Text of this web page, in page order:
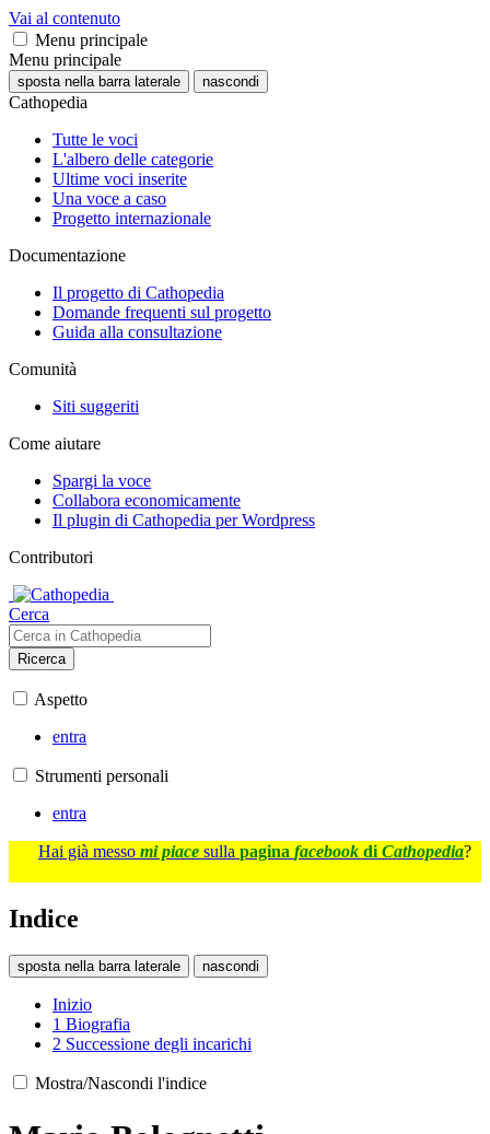
Vai al contenuto
Menu principale
Menu principale
sposta nella barra laterale nascondi
Cathopedia
Tutte le voci
L'albero delle categorie
Ultime voci inserite
Una voce a caso
Progetto internazionale
Documentazione
Il progetto di Cathopedia
Domande frequenti sul progetto
Guida alla consultazione
Comunità
Siti suggeriti
Come aiutare
Spargi la voce
Collabora economicamente
Il plugin di Cathopedia per Wordpress
Contributori
Cerca
Ricerca
Aspetto
entra
Strumenti personali
entra
Hai già messo mi piace sulla pagina facebook di Cathopedia?
Indice
sposta nella barra laterale nascondi
Inizio
1 Biografia
2 Successione degli incarichi
Mostra/Nascondi l'indice